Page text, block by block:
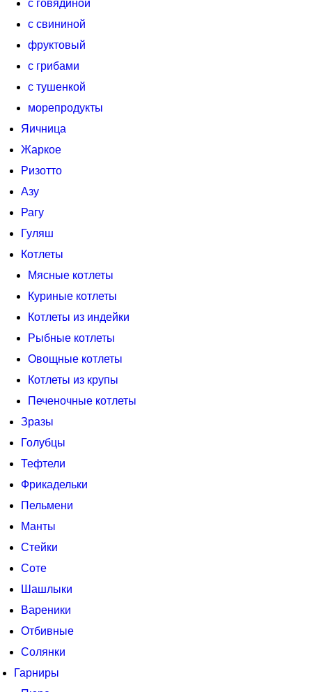
с говядиной
с свининой
фруктовый
с грибами
с тушенкой
морепродукты
Яичница
Жаркое
Ризотто
Азу
Рагу
Гуляш
Котлеты
Мясные котлеты
Куриные котлеты
Котлеты из индейки
Рыбные котлеты
Овощные котлеты
Котлеты из крупы
Печеночные котлеты
Зразы
Голубцы
Тефтели
Фрикадельки
Пельмени
Манты
Стейки
Соте
Шашлыки
Вареники
Отбивные
Солянки
Гарниры